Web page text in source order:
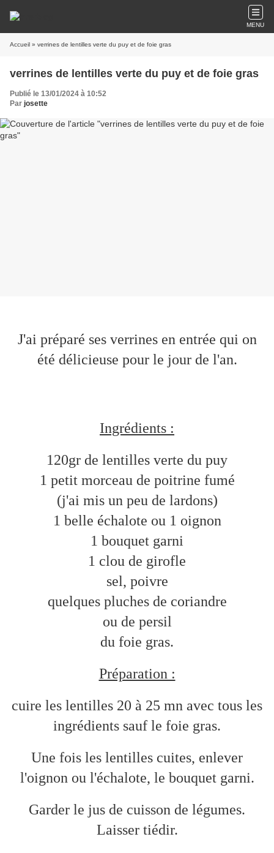
MENU
Accueil » verrines de lentilles verte du puy et de foie gras
verrines de lentilles verte du puy et de foie gras
Publié le 13/01/2024 à 10:52
Par josette
J'ai préparé ses verrines en entrée qui on
été délicieuse pour le jour de l'an.
Ingrédients :
120gr de lentilles verte du puy
1 petit morceau de poitrine fumé
(j'ai mis un peu de lardons)
1 belle échalote ou 1 oignon
1 bouquet garni
1 clou de girofle
sel, poivre
quelques pluches de coriandre
ou de persil
du foie gras.
Préparation :
cuire les lentilles 20 à 25 mn avec tous les
ingrédients sauf le foie gras.
Une fois les lentilles cuites, enlever
l'oignon ou l'échalote, le bouquet garni.
Garder le jus de cuisson de légumes.
Laisser tiédir.